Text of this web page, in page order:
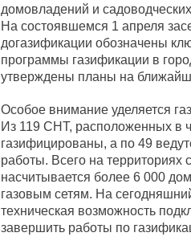
домовладений и
На состоявшемся 1 апреля
догазификации обозначены
программы газификации в
утверждены планы на
Особое внимание уделяется
Из 119 СНТ, расположенных в
газифицированы, а по 49
работы. Всего на территориях
насчитывается более 6 000
газовым сетям. На
техническая возможность
завершить работы по